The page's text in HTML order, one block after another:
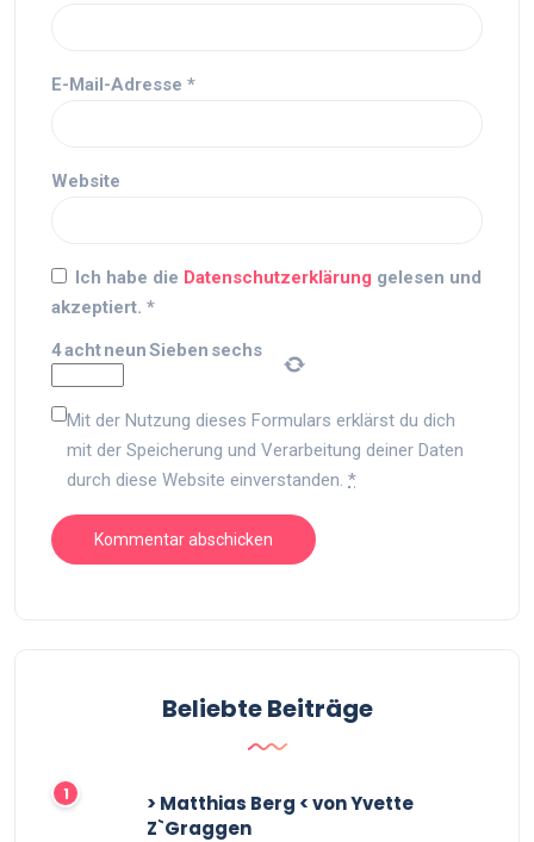
E-Mail-Adresse *
Website
Ich habe die Datenschutzerklärung gelesen und
akzeptiert. *
4achtneunSieben sechs
Mit der Nutzung dieses Formulars erklärst du dich
mit der Speicherung und Verarbeitung deiner Daten
durch diese Website einverstanden. *
Beliebte Beiträge
> Matthias Berg < von Yvette
Z`Graggen